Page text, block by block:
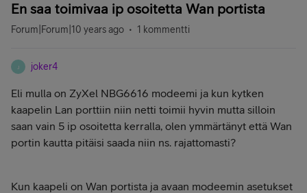
En saa toimivaa ip osoitetta Wan portista
Forum|Forum|10 years ago 1 kommentti
J joker4
Eli mulla on ZyXel NBG6616 modeemi ja kun kytken
kaapelin Lan porttiin niin netti toimii hyvin mutta silloin
saan vain 5 ip osoitetta kerralla, olen ymmärtänyt että Wan
portin kautta pitäisi saada niin ns. rajattomasti?
Kun kaapeli on Wan portista ja avaan modeemin asetukset